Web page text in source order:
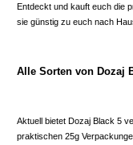
Entdeckt und kauft euch die
sie günstig zu euch nach
Alle Sorten von Dozaj
Aktuell bietet Dozaj Black 5
praktischen 25g